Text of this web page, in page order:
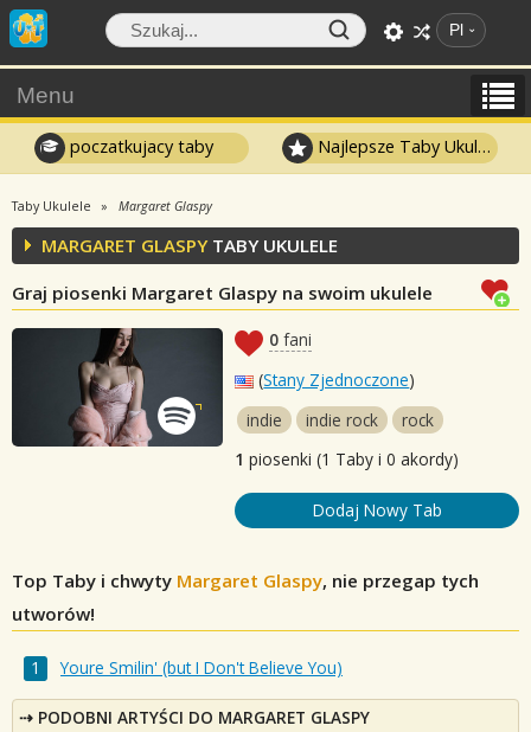
Pl
Menu
poczatkujacy taby Najlepsze Taby Ukulele
Taby Ukulele Margaret Glaspy
MARGARET GLASPYTABY UKULELE
Graj piosenki Margaret Glaspy na swoim ukulele
0 fani
(Stany Zjednoczone)
indie
indie rock
rock
1 piosenki (1 Taby i 0 akordy)
Dodaj Nowy Tab
Top Taby i chwyty Margaret Glaspy, nie przegap tych
utworów!
Youre Smilin' (but I Don't Believe You)
PODOBNI ARTYŚCI DO MARGARET GLASPY